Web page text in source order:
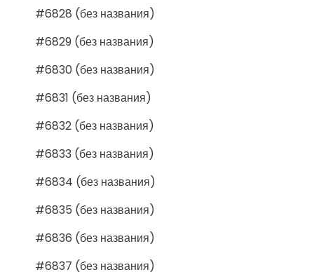
#6828 (без названия)
#6829 (без названия)
#6830 (без названия)
#6831 (без названия)
#6832 (без названия)
#6833 (без названия)
#6834 (без названия)
#6835 (без названия)
#6836 (без названия)
#6837 (без названия)